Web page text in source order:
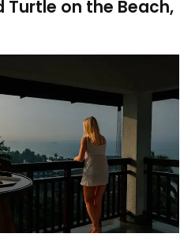
Turtle on the Beach,